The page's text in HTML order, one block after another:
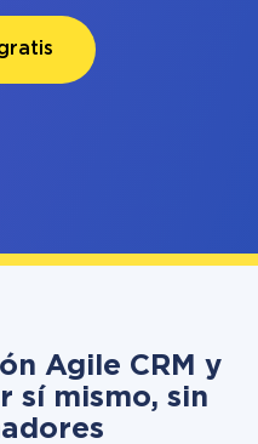
Agile CRM y
sí mismo, sin